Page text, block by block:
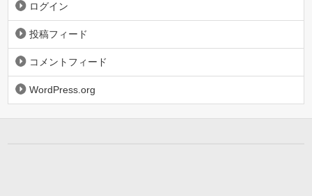
ログイン
投稿フィード
コメントフィード
WordPress.org